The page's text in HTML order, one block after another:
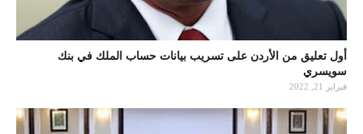
أول تعليق من الأردن على تسريب بيانات حساب الملك في بنك
سويسري
فبراير 21, 2022